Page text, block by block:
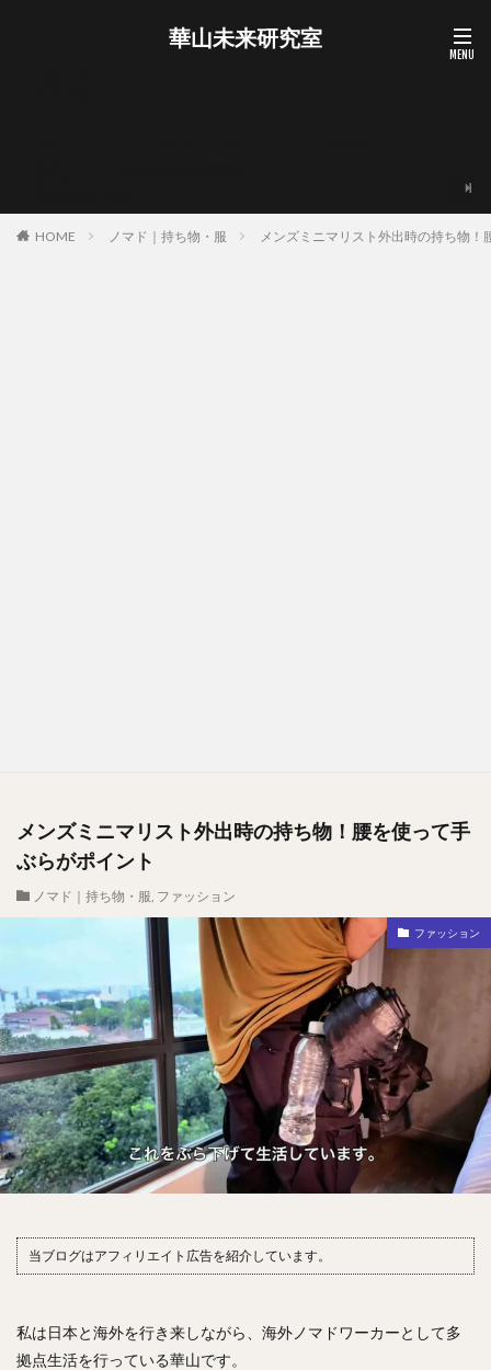
華山未来研究室
HOME ノマド｜持ち物・服 メンズミニマリスト外出時の持ち物！
メンズミニマリスト外出時の持ち物！腰を使って手
ぶらがポイント
ノマド｜持ち物・服, ファッション
ファッション
当ブログはアフィリエイト広告を紹介しています。
私は日本と海外を行き来しながら、海外ノマドワーカーとして多
拠点生活を行っている華山です。